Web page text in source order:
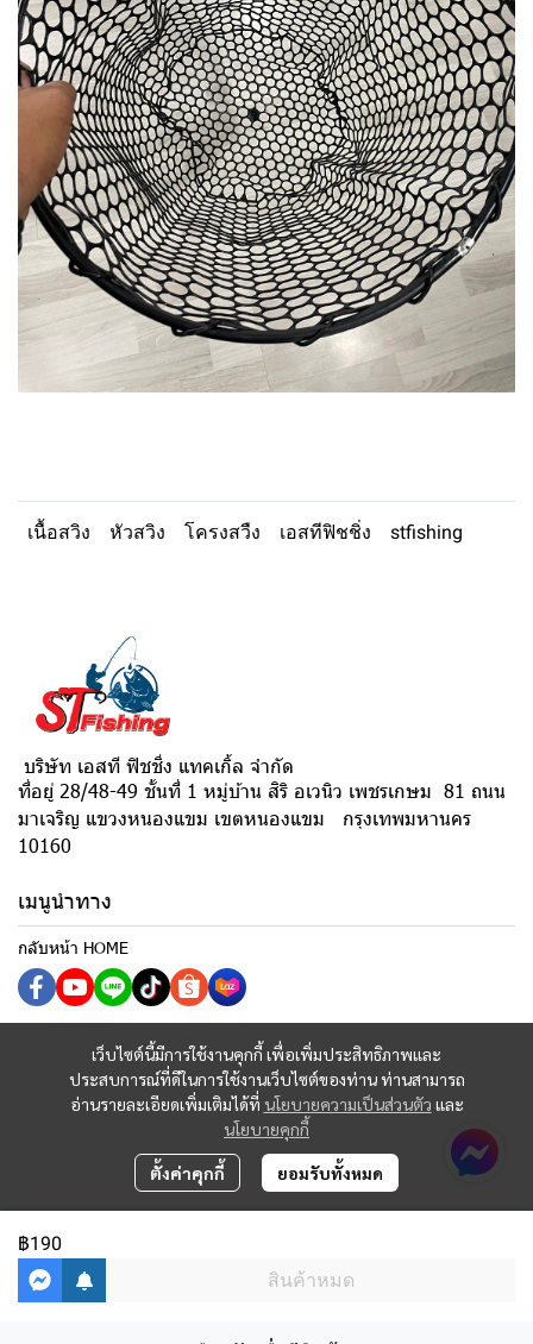
เนื้อสวิง หัวสวิง โครงสวืง เอสทีฟิชชิ่ง stfishing
฿190
สินค้าหมด
เว็บไซต์นี้มีการใช้งานคุกกี้ เพื่อเพิ่มประสิทธิภาพและ
ประสบการณ์ที่ดีในการใช้งานเว็บไซต์ของท่าน ท่านสามารถ
อ่านรายละเอียดเพิ่มเติมได้ที่ นโยบายความเป็นส่วนตัว และ
นโยบายคุกกี้
ตั้งค่าคุกกี้ ยอมรับทั้งหมด
บริษัท เอสที ฟิชชิ่ง แทคเกิ้ล จำกัด
ที่อยู่ 28/48-49 ชั้นที่ 1 หมู่บ้าน สิริ อเวนิว เพชรเกษม 81 ถนน
มาเจริญ แขวงหนองแขม เขตหนองแขม กรุงเทพมหานคร
10160
เมนูนำทาง
กลับหน้า HOME